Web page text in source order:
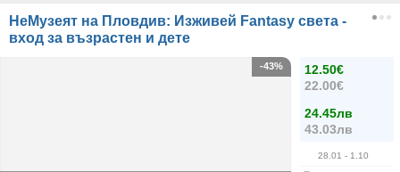
НеМузеят на Пловдив: Изживей Fantasy света -
вход за възрастен и дете
12.50€
22.00€
24.45лв
43.03лв
28.01 - 1.10
-43%